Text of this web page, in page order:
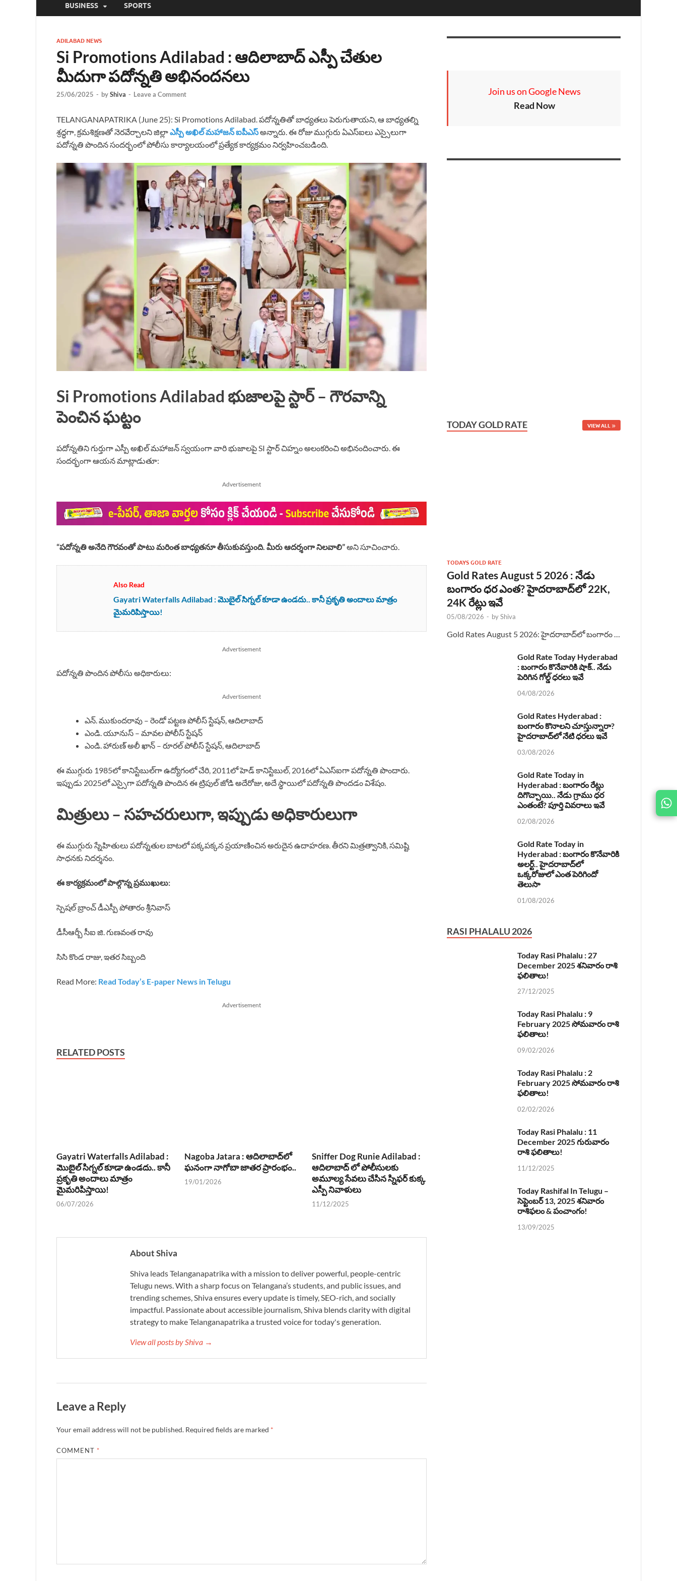
JOIN
US ON
BUSINESS SPORTS
ADILABAD NEWS
Si Promotions Adilabad : ఆదిలాబాద్ ఎస్పీ చేతుల
మీదుగా పదోన్నతి అభినందనలు
25/06/2025 - byShiva - Leave a Comment
TELANGANAPATRIKA (June 25): Si Promotions Adilabad. పదోన్నతితో బాధ్యతలు పెరుగుతాయని, ఆ బాధ్యతల్ని
శ్రద్ధగా, క్రమశిక్షణతో నెరవేర్చాలని జిల్లాఎస్పీ అఖిల్ మహాజన్ ఐపీఎస్అన్నారు. ఈ రోజు ముగ్గురు ఏఎస్ఐలు ఎస్సైలుగా
పదోన్నతి పొందిన సందర్భంలో పోలీసు కార్యాలయంలో ప్రత్యేక కార్యక్రమం నిర్వహించబడింది.
Si Promotions Adilabad భుజాలపై స్టార్ – గౌరవాన్ని
పెంచిన ఘట్టం
పదోన్నతిని గుర్తుగా ఎస్పీ అఖిల్ మహాజన్ స్వయంగా వారి భుజాలపై SI స్టార్ చిహ్నం అలంకరించి అభినందించారు. ఈ
సందర్భంగా ఆయన మాట్లాడుతూ:
Advertisement
“పదోన్నతి అనేది గౌరవంతో పాటు మరింత బాధ్యతనూ తీసుకువస్తుంది. మీరు ఆదర్శంగా నిలవాలి”అని సూచించారు.
Also Read
Gayatri Waterfalls Adilabad : మొబైల్ సిగ్నల్ కూడా ఉండదు.. కానీ ప్రకృతి అందాలు మాత్రం
మైమరిపిస్తాయి!
Advertisement
పదోన్నతి పొందిన పోలీసు అధికారులు:
Advertisement
ఎన్. ముకుందరావు – రెండో పట్టణ పోలీస్ స్టేషన్, ఆదిలాబాద్
ఎండి. యూనుస్ – మావల పోలీస్ స్టేషన్
ఎండి. హారుణ్ అలీ ఖాన్ – రూరల్ పోలీస్ స్టేషన్, ఆదిలాబాద్
ఈ ముగ్గురు 1985లో కానిస్టేబుల్‌గా ఉద్యోగంలో చేరి, 2011లో హెడ్ కానిస్టేబుల్, 2016లో ఏఎస్ఐగా పదోన్నతి పొందారు.
ఇప్పుడు 2025లో ఎస్సైగా పదోన్నతి పొందిన ఈ ట్రిపుల్ జోడి అదేరోజు, అదే స్థాయిలో పదోన్నతి పొందడం విశేషం.
మిత్రులు – సహచరులుగా, ఇప్పుడు అధికారులుగా
ఈ ముగ్గురు స్నేహితులు పదోన్నతుల బాటలో పక్కపక్కన ప్రయాణించిన అరుదైన ఉదాహరణ. తీరని మిత్రత్వానికి, సమిష్టి
సాధనకు నిదర్శనం.
ఈ కార్యక్రమంలో పాల్గొన్న ప్రముఖులు:
స్పెషల్ బ్రాంచ్ డీఎస్పీ పోతారం శ్రీనివాస్
డీసీఆర్బీ సీఐ జి. గుణవంత రావు
సిసి కొండ రాజు, ఇతర సిబ్బంది
Read More: Read Today’s E-paper News in Telugu
Advertisement
RELATED POSTS
Gayatri Waterfalls Adilabad :
మొబైల్ సిగ్నల్ కూడా ఉండదు.. కానీ
ప్రకృతి అందాలు మాత్రం
మైమరిపిస్తాయి!
06/07/2026
Nagoba Jatara : ఆదిలాబాద్‌లో
ఘనంగా నాగోబా జాతర ప్రారంభం..
19/01/2026
Sniffer Dog Runie Adilabad :
ఆదిలాబాద్ లో పోలీసులకు
అమూల్య సేవలు చేసిన స్నిఫర్ కుక్క
ఎస్పీ నివాళులు
11/12/2025
About Shiva
Shiva leads Telanganapatrika with a mission to deliver powerful, people-centric
Telugu news. With a sharp focus on Telangana’s students, and public issues, and
trending schemes, Shiva ensures every update is timely, SEO-rich, and socially
impactful. Passionate about accessible journalism, Shiva blends clarity with digital
strategy to make Telanganapatrika a trusted voice for today's generation.
View all posts by Shiva →
Leave a Reply
Your email address will not be published. Required fields are marked *
COMMENT *
Join us on Google News
Read Now
TODAY GOLD RATE VIEW ALL
TODAYS GOLD RATE
Gold Rates August 5 2026 : నేడు
బంగారం ధర ఎంత? హైదరాబాద్‌లో 22K,
24K రేట్లు ఇవే
05/08/2026 - byShiva
Gold Rates August 5 2026: హైదరాబాద్‌లో బంగారం …
Gold Rate Today Hyderabad
: బంగారం కొనేవారికి షాక్.. నేడు
పెరిగిన గోల్డ్ ధరలు ఇవే
04/08/2026
Gold Rates Hyderabad :
బంగారం కొనాలని చూస్తున్నారా?
హైదరాబాద్‌లో నేటి ధరలు ఇవే
03/08/2026
Gold Rate Today in
Hyderabad : బంగారం రేట్లు
దిగొచ్చాయి.. నేడు గ్రాము ధర
ఎంతంటే? పూర్తి వివరాలు ఇవే
02/08/2026
Gold Rate Today in
Hyderabad : బంగారం కొనేవారికి
అలర్ట్.. హైదరాబాద్‌లో
ఒక్కరోజులో ఎంత పెరిగిందో
తెలుసా
01/08/2026
RASI PHALALU 2026
Today Rasi Phalalu : 27
December 2025 శనివారం రాశి
ఫలితాలు!
27/12/2025
Today Rasi Phalalu : 9
February 2025 సోమవారం రాశి
ఫలితాలు!
09/02/2026
Today Rasi Phalalu : 2
February 2025 సోమవారం రాశి
ఫలితాలు!
02/02/2026
Today Rasi Phalalu : 11
December 2025 గురువారం
రాశి ఫలితాలు!
11/12/2025
Today Rashifal In Telugu –
సెప్టెంబర్ 13, 2025 శనివారం
రాశిఫలం & పంచాంగం!
13/09/2025